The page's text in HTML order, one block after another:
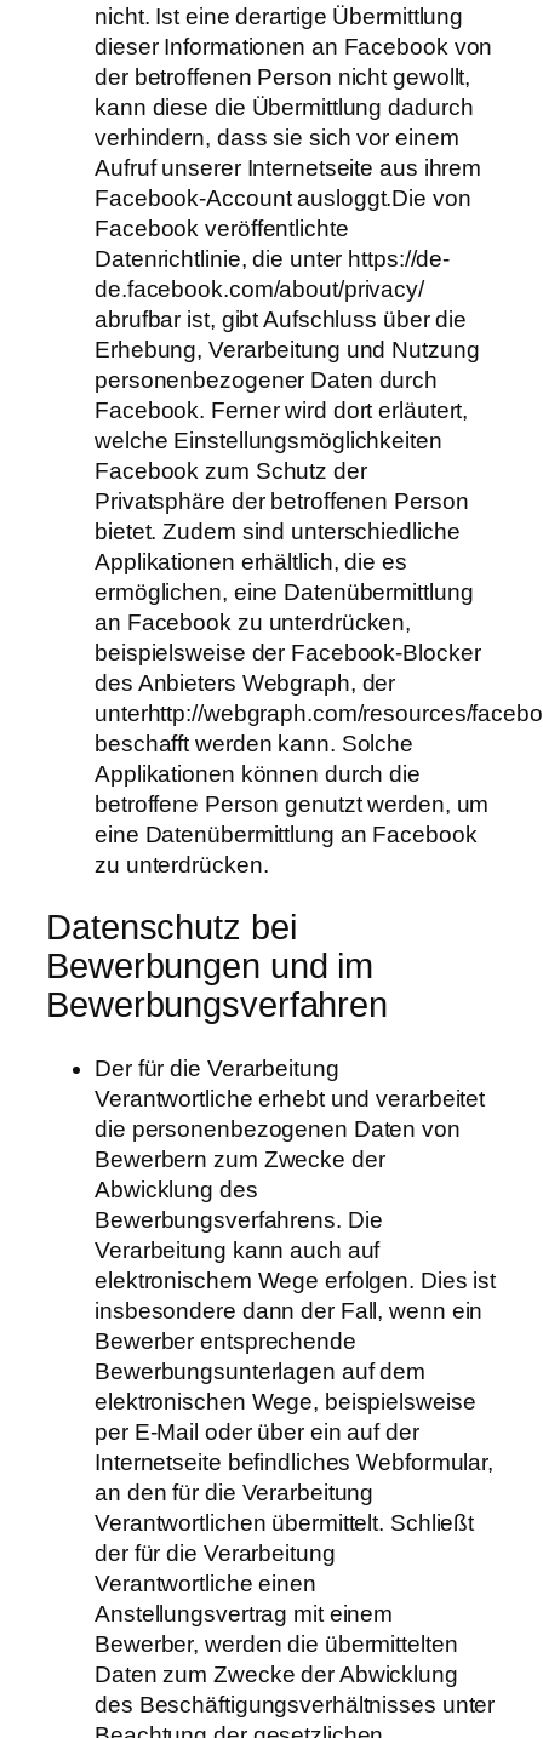
nicht. Ist eine derartige Übermittlung
dieser Informationen an Facebook von
der betroffenen Person nicht gewollt,
kann diese die Übermittlung dadurch
verhindern, dass sie sich vor einem
Aufruf unserer Internetseite aus ihrem
Facebook-Account ausloggt.Die von
Facebook veröffentlichte
Datenrichtlinie, die unter https://de-
de.facebook.com/about/privacy/
abrufbar ist, gibt Aufschluss über die
Erhebung, Verarbeitung und Nutzung
personenbezogener Daten durch
Facebook. Ferner wird dort erläutert,
welche Einstellungsmöglichkeiten
Facebook zum Schutz der
Privatsphäre der betroffenen Person
bietet. Zudem sind unterschiedliche
Applikationen erhältlich, die es
ermöglichen, eine Datenübermittlung
an Facebook zu unterdrücken,
beispielsweise der Facebook-Blocker
des Anbieters Webgraph, der
unterhttp://webgraph.com/resources/
beschafft werden kann. Solche
Applikationen können durch die
betroffene Person genutzt werden, um
eine Datenübermittlung an Facebook
zu unterdrücken.
Datenschutz bei
Bewerbungen und im
Bewerbungsverfahren
Der für die Verarbeitung
Verantwortliche erhebt und verarbeitet
die personenbezogenen Daten von
Bewerbern zum Zwecke der
Abwicklung des
Bewerbungsverfahrens. Die
Verarbeitung kann auch auf
elektronischem Wege erfolgen. Dies ist
insbesondere dann der Fall, wenn ein
Bewerber entsprechende
Bewerbungsunterlagen auf dem
elektronischen Wege, beispielsweise
per E-Mail oder über ein auf der
Internetseite befindliches Webformular,
an den für die Verarbeitung
Verantwortlichen übermittelt. Schließt
der für die Verarbeitung
Verantwortliche einen
Anstellungsvertrag mit einem
Bewerber, werden die übermittelten
Daten zum Zwecke der Abwicklung
des Beschäftigungsverhältnisses unter